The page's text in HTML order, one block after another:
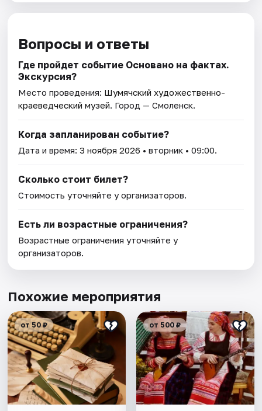
Вопросы и ответы
Где пройдет событие Основано на фактах.
Экскурсия?
Место проведения: Шумячский художественно-
краеведческий музей. Город — Смоленск.
Когда запланирован событие?
Дата и время:3 ноября 2026 • вторник • 09:00.
Сколько стоит билет?
Стоимость уточняйте у организаторов.
Есть ли возрастные ограничения?
Возрастные ограничения уточняйте у
организаторов.
Похожие мероприятия
от 50 ₽ от 500 ₽